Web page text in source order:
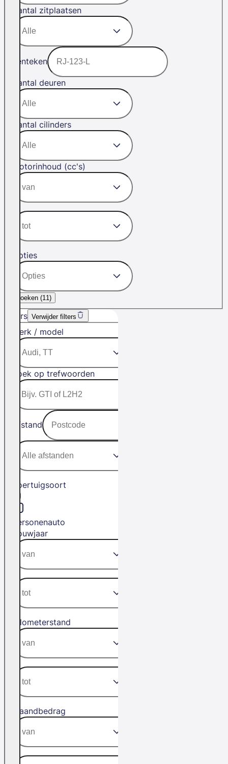
Aantal zitplaatsen
Kenteken
Aantal deuren
Aantal cilinders
Motorinhoud (cc's)
Opties
Zoeken (11)
Filters Verwijder filters
Merk / model
Zoek op trefwoorden
Afstand
Voertuigsoort
Personenauto
Bouwjaar
Kilometerstand
Maandbedrag